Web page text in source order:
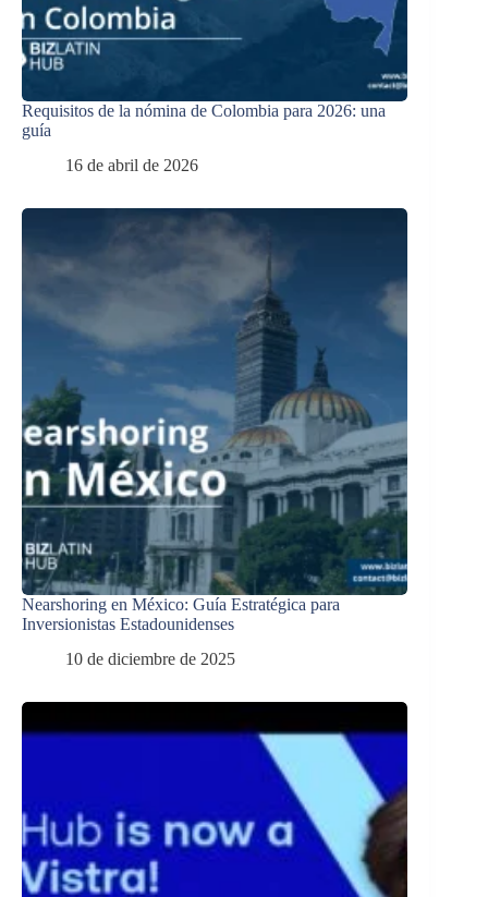
Requisitos de la nómina de Colombia para 2026: una
guía
16 de abril de 2026
Nearshoring en México: Guía Estratégica para
Inversionistas Estadounidenses
10 de diciembre de 2025